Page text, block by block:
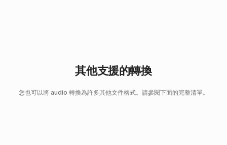
其他支援的轉換
您也可以將 audio 轉換為許多其他文件格式。請參閱下面的完整清單。